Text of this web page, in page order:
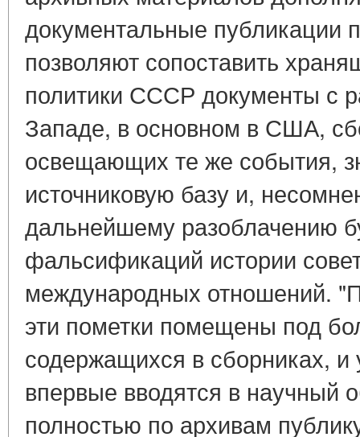
документальные публикации
позволяют сопоставить
политики СССР документы с
Западе, в основном в США,
освещающих те же события,
источниковую базу и,
дальнейшему разоблачению
фальсификаций истории
международных отношений.
эти пометки помещены под
содержащихся в сборниках, и
впервые вводятся в научный
полностью по архивам